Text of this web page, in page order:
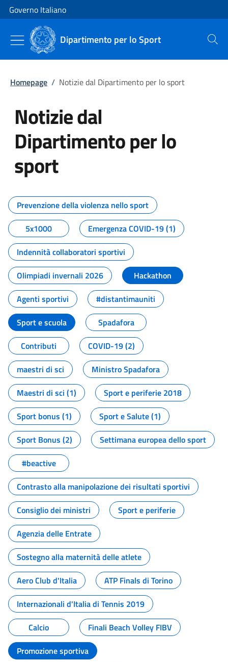
Vai al contenuto
Vai alla navigazione del sito
Governo Italiano
Dipartimento per lo Sport Cerca
Homepage / Notizie dal Dipartimento per lo sport
Notizie dal
Dipartimento per lo
sport
Tutti i contenuti della pagina
Prevenzione della violenza nello sport
5x1000
Emergenza COVID-19 (1)
Indennità collaboratori sportivi
Olimpiadi invernali 2026
Hackathon
Agenti sportivi
#distantimauniti
Sport e scuola
Spadafora
Contributi
COVID-19 (2)
maestri di sci
Ministro Spadafora
Maestri di sci (1)
Sport e periferie 2018
Sport bonus (1)
Sport e Salute (1)
Sport Bonus (2)
Settimana europea dello sport
#beactive
Contrasto alla manipolazione dei risultati sportivi
Consiglio dei ministri
Sport e periferie
Agenzia delle Entrate
Sostegno alla maternità delle atlete
Aero Club d'Italia
ATP Finals di Torino
Internazionali d'Italia di Tennis 2019
Calcio
Finali Beach Volley FIBV
Promozione sportiva